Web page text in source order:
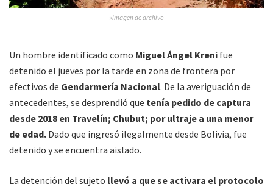
»imagen de archivo
Un hombre identificado como Miguel Ángel Kreni fue
detenido el jueves por la tarde en zona de frontera por
efectivos de Gendarmería Nacional. De la averiguación de
antecedentes, se desprendió que tenía pedido de captura
desde 2018 en Travelín; Chubut; por ultraje a una menor
de edad. Dado que ingresó ilegalmente desde Bolivia, fue
detenido y se encuentra aislado.
La detención del sujeto llevó a que se activara el protocolo